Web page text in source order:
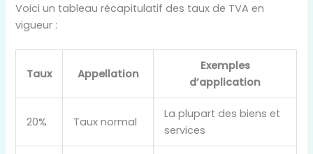
Voici un tableau récapitulatif des taux de TVA en
vigueur :
Taux Appellation
Exemples
d’application
20% Taux normal
La plupart des biens et
services